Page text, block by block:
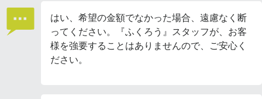
はい、希望の金額でなかった場合、遠慮なく断
ってください。『ふくろう』スタッフが、お客
様を強要することはありませんので、ご安心く
ださい。